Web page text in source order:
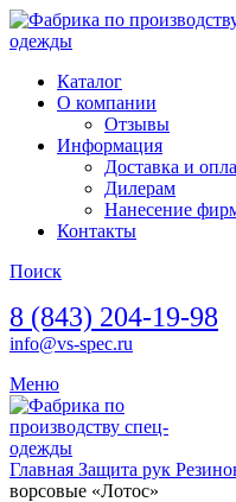
Каталог
О компании
Отзывы
Информация
Доставка и
Дилерам
Нанесение
Контакты
Поиск
8 (843) 204-19-98
info@vs-spec.ru
Меню
Главная Защита рук
ворсовые «Лотос»